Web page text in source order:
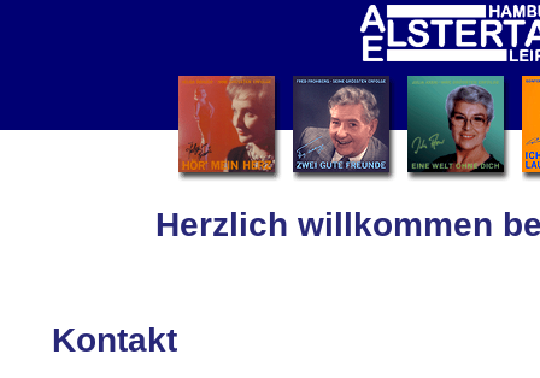
Herzlich willkommen
Kontakt